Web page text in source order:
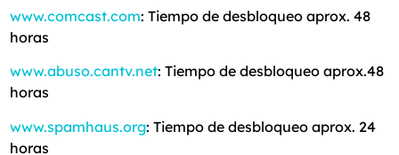
www.comcast.com: Tiempo de desbloqueo aprox. 48
horas
www.abuso.cantv.net: Tiempo de desbloqueo aprox.48
horas
www.spamhaus.org: Tiempo de desbloqueo aprox. 24
horas